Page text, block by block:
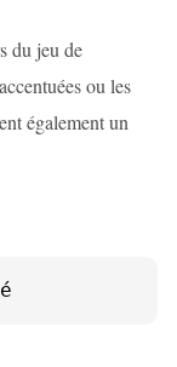
du jeu de
ou les
également un